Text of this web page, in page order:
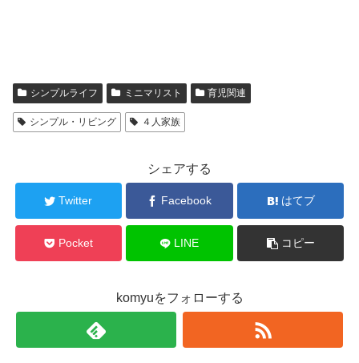
シンプルライフ ミニマリスト 育児関連
シンプル・リビング ４人家族
シェアする
Twitter Facebook はてブ
Pocket LINE コピー
komyuをフォローする